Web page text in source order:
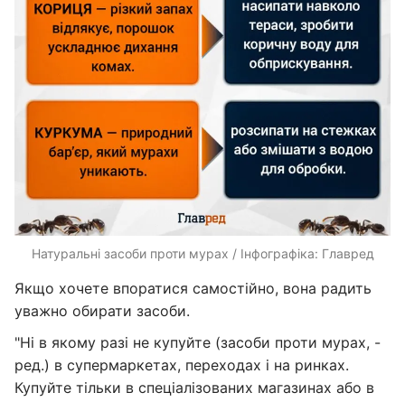
Натуральні засоби проти мурах / Інфографіка: Главред
Якщо хочете впоратися самостійно, вона радить
уважно обирати засоби.
"Ні в якому разі не купуйте (засоби проти мурах, -
ред.) в супермаркетах, переходах і на ринках.
Купуйте тільки в спеціалізованих магазинах або в